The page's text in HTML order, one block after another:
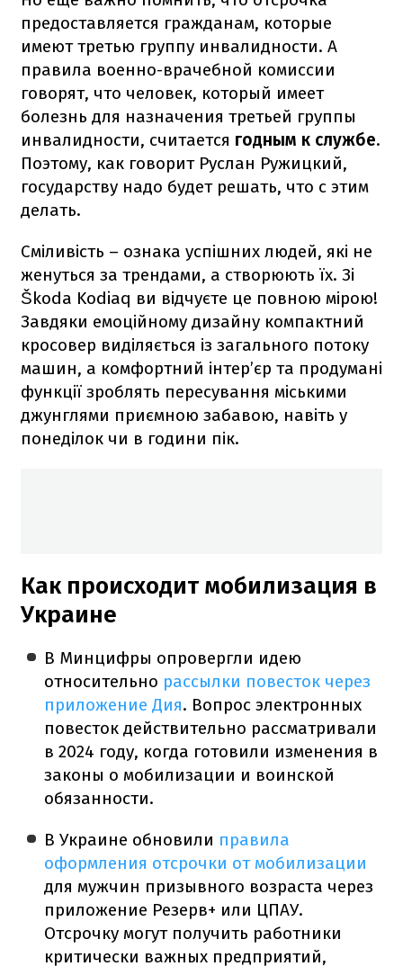
предоставляется гражданам, которые
имеют третью группу инвалидности. А
правила военно-врачебной комиссии
говорят, что человек, который имеет
болезнь для назначения третьей группы
инвалидности, считается годным к службе.
Поэтому, как говорит Руслан Ружицкий,
государству надо будет решать, что с этим
делать.
Сміливість – ознака успішних людей, які не
женуться за трендами, а створюють їх. Зі
Škoda Kodiaq ви відчуєте це повною мірою!
Завдяки емоційному дизайну компактний
кросовер виділяється із загального потоку
машин, а комфортний інтер’єр та продумані
функції зроблять пересування міськими
джунглями приємною забавою, навіть у
понеділок чи в години пік.
Как происходит мобилизация в
Украине
В Минцифры опровергли идею
относительно рассылки повесток через
приложение Дия. Вопрос электронных
повесток действительно рассматривали
в 2024 году, когда готовили изменения в
законы о мобилизации и воинской
обязанности.
В Украине обновили правила
оформления отсрочки от мобилизации
для мужчин призывного возраста через
приложение Резерв+ или ЦПАУ.
Отсрочку могут получить работники
критически важных предприятий,